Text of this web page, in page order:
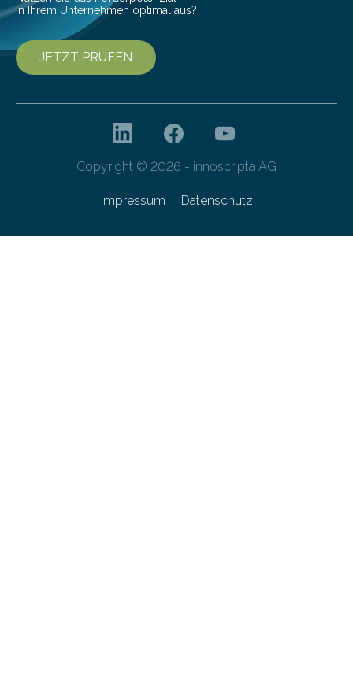
in Ihrem Unternehmen optimal aus?
JETZT PRÜFEN
Copyright © 2026 - innoscripta AG
Impressum Datenschutz